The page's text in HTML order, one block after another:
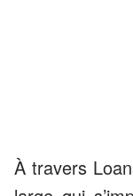
À travers